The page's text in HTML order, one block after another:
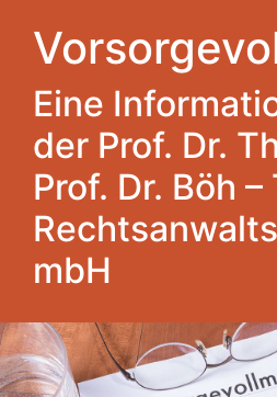
Eine
der Prof. Dr.
Prof. Dr. Böh
mbH